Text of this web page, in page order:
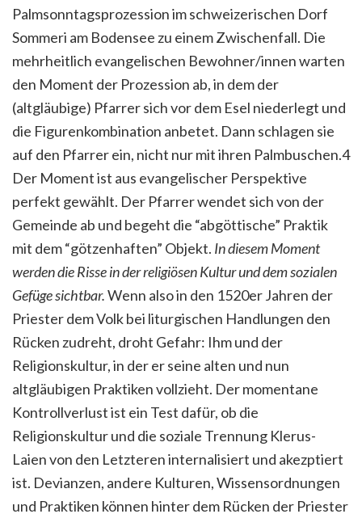
Palmsonntagsprozession im schweizerischen Dorf
Sommeri am Bodensee zu einem Zwischenfall. Die
mehrheitlich evangelischen Bewohner/innen warten
den Moment der Prozession ab, in dem der
(altgläubige) Pfarrer sich vor dem Esel niederlegt und
die Figurenkombination anbetet. Dann schlagen sie
auf den Pfarrer ein, nicht nur mit ihren Palmbuschen.4
Der Moment ist aus evangelischer Perspektive
perfekt gewählt. Der Pfarrer wendet sich von der
Gemeinde ab und begeht die “abgöttische” Praktik
mit dem “götzenhaften” Objekt. In diesem Moment
werden die Risse in der religiösen Kultur und dem sozialen
Gefüge sichtbar.Wenn also in den 1520er Jahren der
Priester dem Volk bei liturgischen Handlungen den
Rücken zudreht, droht Gefahr: Ihm und der
Religionskultur, in der er seine alten und nun
altgläubigen Praktiken vollzieht. Der momentane
Kontrollverlust ist ein Test dafür, ob die
Religionskultur und die soziale Trennung Klerus-
Laien von den Letzteren internalisiert und akezptiert
ist. Devianzen, andere Kulturen, Wissensordnungen
und Praktiken können hinter dem Rücken der Priester